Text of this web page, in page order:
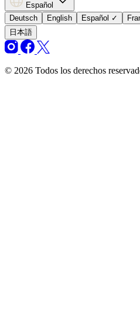
Español
Deutsch
English Español ✓
日本語
© 2026 Todos los derechos